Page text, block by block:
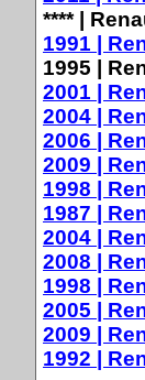
**** |
1991 |
1995 |
2001 |
2004 |
2006 |
2009 |
1998 |
1987 |
2004 |
2008 |
1998 |
2005 |
2009 |
1992 |